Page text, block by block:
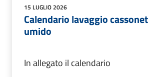
15 LUGLIO 2026
Calendario lavaggio
umido
In allegato il calendario